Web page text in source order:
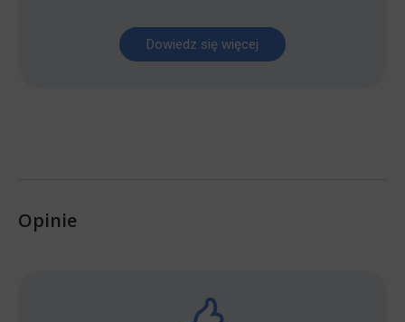
Dowiedz się więcej
Opinie